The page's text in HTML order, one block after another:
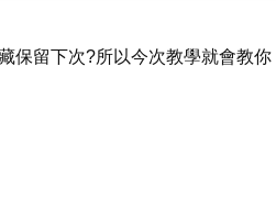
保留下次?所以今次教學就會教